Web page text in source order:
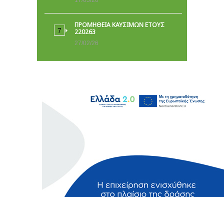
ΠΡΟΜΗΘΕΙΑ ΚΑΥΣΙΜΩΝ ΕΤΟΥΣ
220263
27/02/26